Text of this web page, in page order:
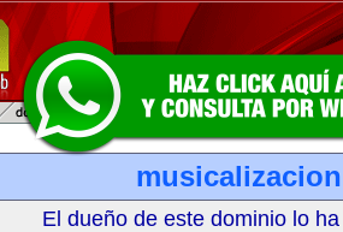
El dueño de este dominio lo